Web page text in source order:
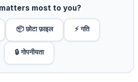
most to you?
📦 छोटा फ़ाइल ⚡ गति
🔒 गोपनीयता